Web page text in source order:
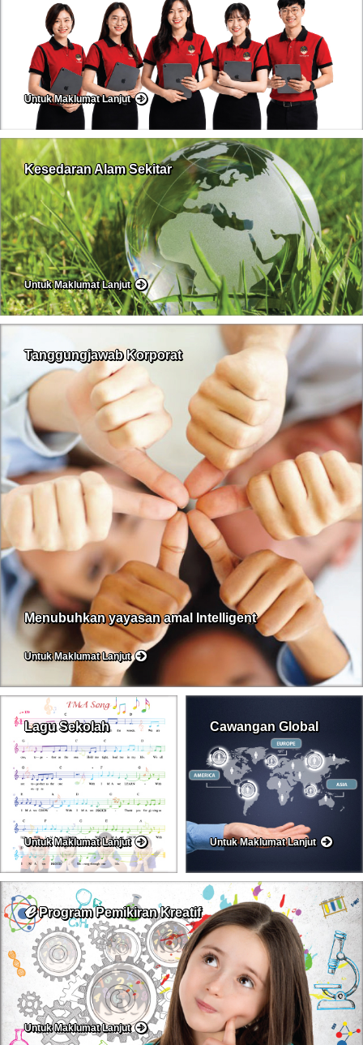
Untuk Maklumat Lanjut
ℯProgram Pemikiran Kreatif
Untuk Maklumat Lanjut
Kesedaran Alam Sekitar
Untuk Maklumat Lanjut
Tanggungjawab Korporat
Menubuhkan yayasan amal Intelligent
Untuk Maklumat Lanjut
Lagu Sekolah
Untuk Maklumat Lanjut
Cawangan Global
Untuk Maklumat Lanjut